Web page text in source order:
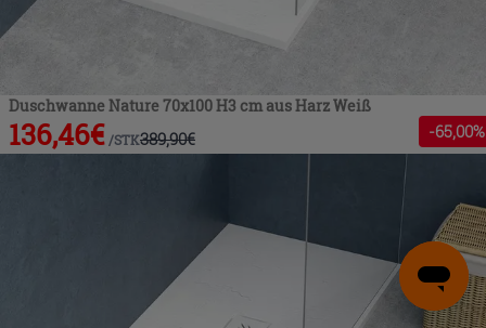
Duschwanne Nature 70x100 H3 cm aus Harz Weiß
136,46€ /STK389,90€ -65,00%